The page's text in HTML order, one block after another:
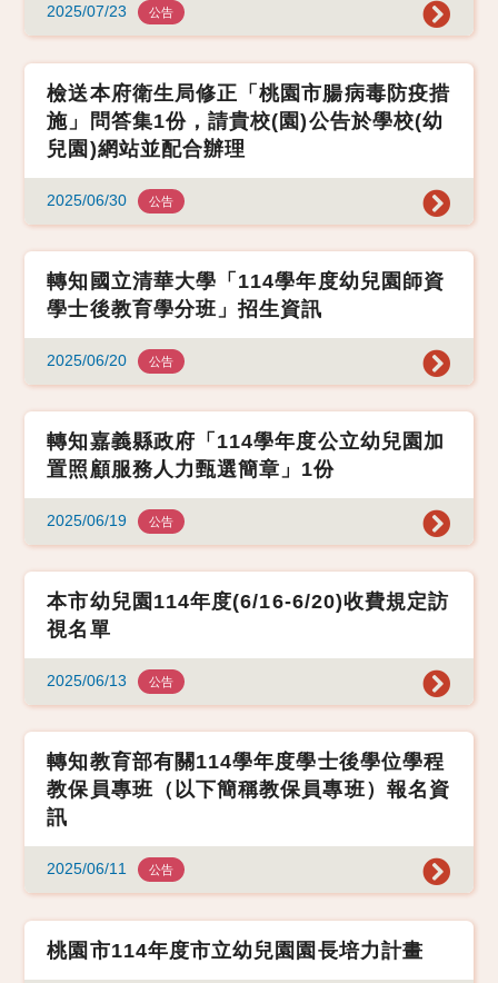
2025/07/23 公告
檢送本府衛生局修正「桃園市腸病毒防疫措
施」問答集1份，請貴校(園)公告於學校(幼
兒園)網站並配合辦理
2025/06/30 公告
轉知國立清華大學「114學年度幼兒園師資
學士後教育學分班」招生資訊
2025/06/20 公告
轉知嘉義縣政府「114學年度公立幼兒園加
置照顧服務人力甄選簡章」1份
2025/06/19 公告
本市幼兒園114年度(6/16-6/20)收費規定訪
視名單
2025/06/13 公告
轉知教育部有關114學年度學士後學位學程
教保員專班（以下簡稱教保員專班）報名資
訊
2025/06/11 公告
桃園市114年度市立幼兒園園長培力計畫